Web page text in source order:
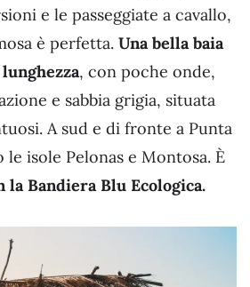
e le passeggiate a cavallo,
è perfetta. Una bella baia
, con poche onde,
e sabbia grigia, situata
A sud e di fronte a Punta
isole Pelonas e Montosa. È
la Bandiera Blu Ecologica.